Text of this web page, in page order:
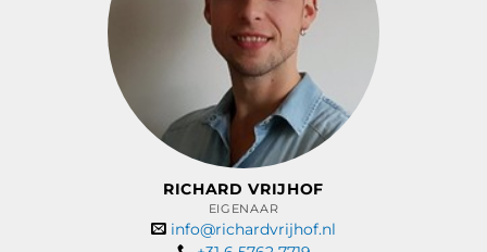
RICHARD VRIJHOF
EIGENAAR
info@richardvrijhof.nl